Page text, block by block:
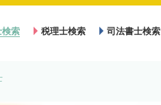
検索 税理士検索 司法書士検索